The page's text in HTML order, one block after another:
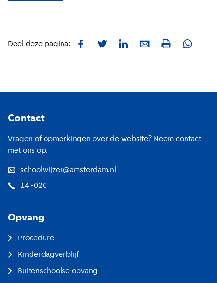
Deel deze pagina: FacebookTwitterLinkedInE-mailPrint
Contact
Vragen of opmerkingen over de website? Neem contact
met ons op.
schoolwijzer@amsterdam.nl
14 -020
Opvang
Procedure
Kinderdagverblijf
Buitenschoolse opvang